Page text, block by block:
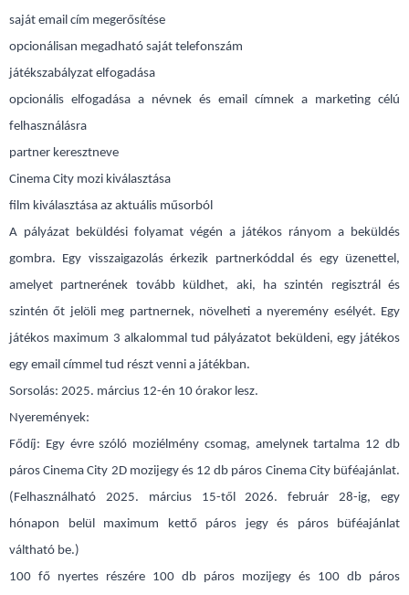
saját email cím megerősítése
opcionálisan megadható saját telefonszám
játékszabályzat elfogadása
opcionális elfogadása a névnek és email címnek a marketing célú
felhasználásra
partner keresztneve
Cinema City mozi kiválasztása
film kiválasztása az aktuális műsorból
A pályázat beküldési folyamat végén a játékos rányom a beküldés
gombra. Egy visszaigazolás érkezik partnerkóddal és egy üzenettel,
amelyet partnerének tovább küldhet, aki, ha szintén regisztrál és
szintén őt jelöli meg partnernek, növelheti a nyeremény esélyét. Egy
játékos maximum 3 alkalommal tud pályázatot beküldeni, egy játékos
egy email címmel tud részt venni a játékban.
Sorsolás: 2025. március 12-én 10 órakor lesz.
Nyeremények:
Fődíj: Egy évre szóló moziélmény csomag, amelynek tartalma 12 db
páros Cinema City 2D mozijegy és 12 db páros Cinema City büféajánlat.
(Felhasználható 2025. március 15-től 2026. február 28-ig, egy
hónapon belül maximum kettő páros jegy és páros büféajánlat
váltható be.)
100 fő nyertes részére 100 db páros mozijegy és 100 db páros